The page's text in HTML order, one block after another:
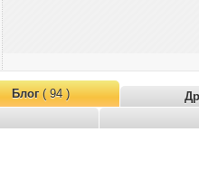
Блог( 94 )